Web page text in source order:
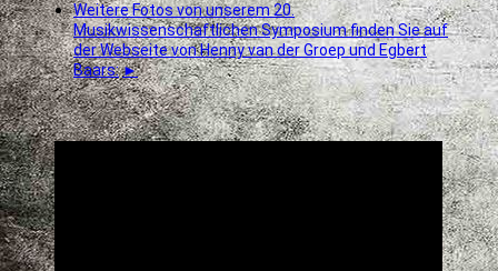
Weitere Fotos von unserem 20.
Musikwissenschaftlichen Symposium finden Sie auf
der Webseite von Henny van der Groep und Egbert
Baars:►